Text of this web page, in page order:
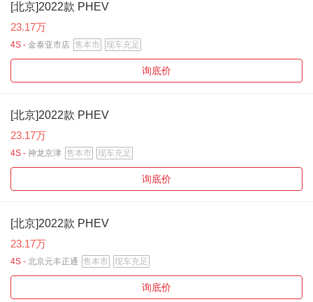
[北京]2022款 PHEV
23.17万
4S - 金泰亚市店 售本市 现车充足
询底价
[北京]2022款 PHEV
23.17万
4S - 神龙京津 售本市 现车充足
询底价
[北京]2022款 PHEV
23.17万
4S - 北京元丰正通 售本市 现车充足
询底价